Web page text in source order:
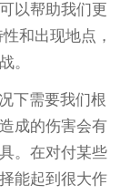
以帮助我们更
和出现地点，
。
下需要我们根
成的伤害会有
。在对付某些
能起到很大作